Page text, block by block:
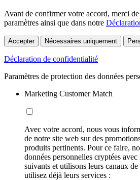
Avant de confirmer votre accord, merci
paramètres ainsi que dans notre
Accepter Nécessaires uniquement
Déclaration de confidentialité
Paramètres de protection des données
Marketing Customer Match
Avec votre accord, nous vous
de notre site web sur des
produits pertinents. Pour ce faire,
données personnelles cryptées
suivants et utilisons leurs canaux
utilisez déjà leurs services :